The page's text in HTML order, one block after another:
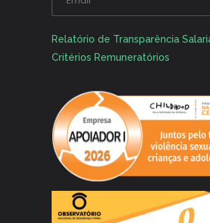
Relatório de Transparência
Critérios Remuneratórios